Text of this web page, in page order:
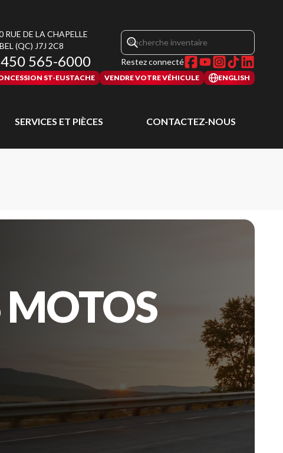
RUE DE LA CHAPELLE
(QC) J7J 2C8
450 565-6000 Restez connecté
ST-EUSTACHE VENDRE VOTRE VÉHICULE ENGLISH
SERVICES ET PIÈCES CONTACTEZ-NOUS
MOTOS